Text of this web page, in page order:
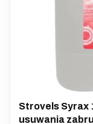
Strovels Syrax
usuwania